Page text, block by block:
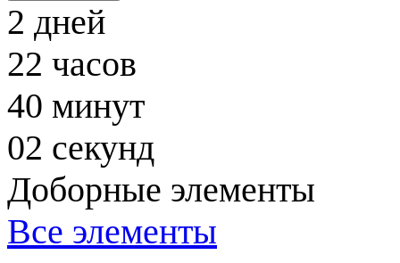
2 дней
22 часов
40 минут
01 секунд
Доборные элементы
Все элементы